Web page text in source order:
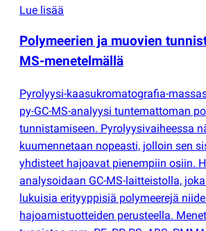
Lue lisää
Polymeerien ja muovien
MS-menetelmällä
Pyrolyysi-kaasukromatografia-
py-GC-MS-analyysi tuntemattoman
tunnistamiseen. Pyrolyysivaiheessa
kuumennetaan nopeasti, jolloin sen
yhdisteet hajoavat pienempiin osiin.
analysoidaan GC-MS-laitteistolla,
lukuisia erityyppisiä polymeerejä
hajoamistuotteiden perusteella.